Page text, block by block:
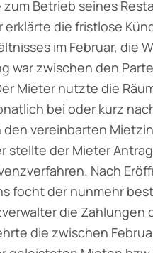
zum Betrieb seines
erklärte die fristlose
im Februar, die
war zwischen den
Mieter nutzte die
bei oder kurz
vereinbarten
stellte der Mieter
Nach
focht der nunmehr
die Zahlungen
die zwischen